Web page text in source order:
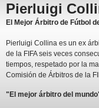
Pierluigi
El Mejor Árbitro de Fútbol
Pierluigi Collina es un ex
de la FIFA seis veces
tiempos, respetado por la
Comisión de Árbitros de la
"El mejor árbitro del